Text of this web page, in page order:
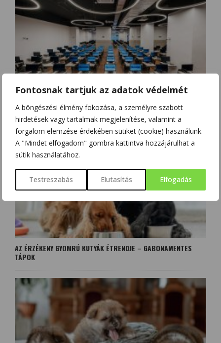
Fontosnak tartjuk az adatok védelmét
A böngészési élmény fokozása, a személyre szabott
hirdetések vagy tartalmak megjelenítése, valamint a
forgalom elemzése érdekében sütiket (cookie) használunk.
A "Mindet elfogadom" gombra kattintva hozzájárulhat a
sütik használatához.
Testreszabás Elutasítás Elfogadás
VIZSGARENDSZERE
AZ ÉRZÉKENY GYOMRÚ KUTYÁK ÉTRENDJE – GABONAMENTES
TÁPOK